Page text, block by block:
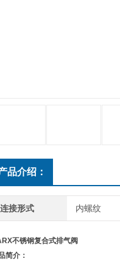
品介绍：
连接形式 内螺纹
不锈钢复合式排气阀
简介：